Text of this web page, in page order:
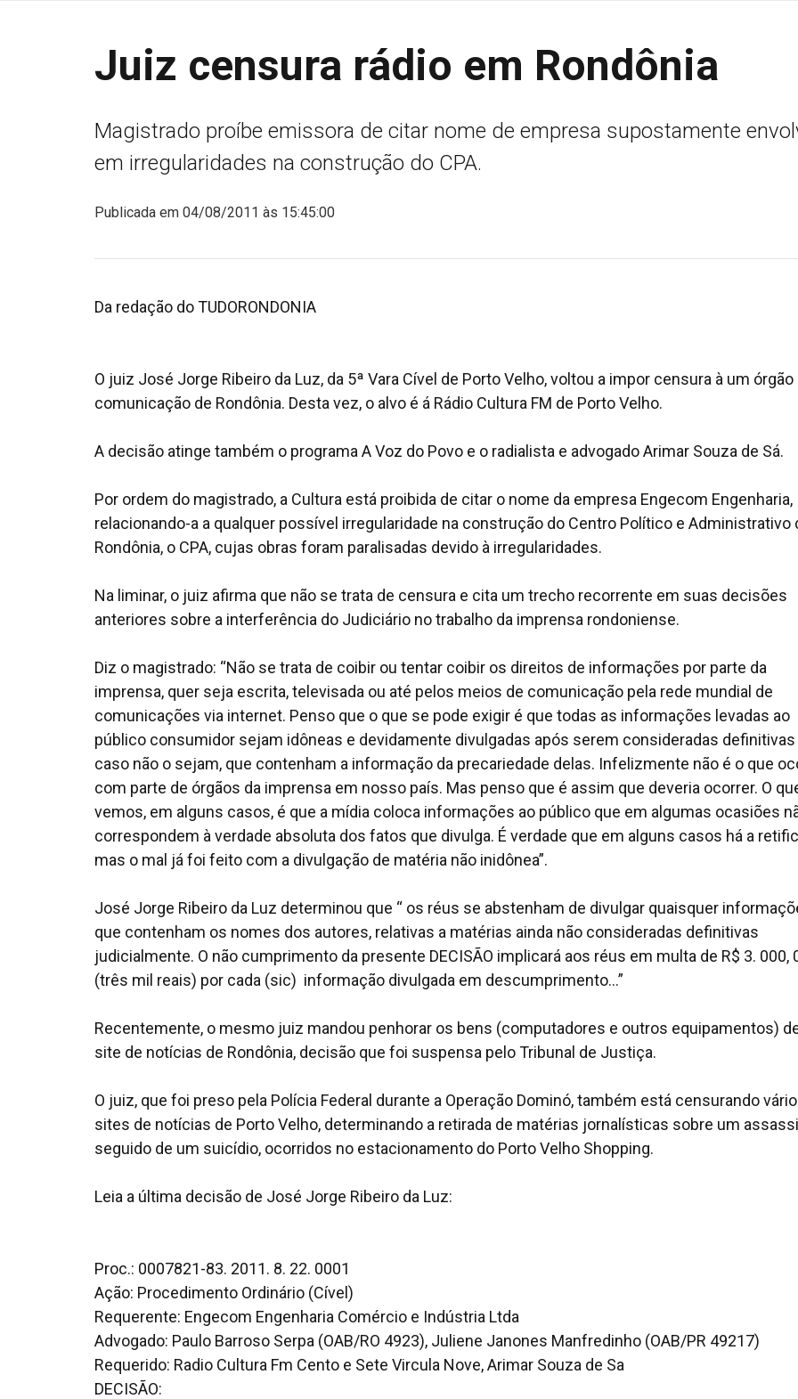
Juiz censura rádio em Rondônia
Magistrado proíbe emissora de citar nome de empresa supostamente
em irregularidades na construção do CPA.
Publicada em 04/08/2011 às 15:45:00
Da redação do TUDORONDONIA
O juiz José Jorge Ribeiro da Luz, da 5ª Vara Cível de Porto Velho, voltou a impor censura à um órgão
comunicação de Rondônia. Desta vez, o alvo é á Rádio Cultura FM de Porto Velho.
A decisão atinge também o programa A Voz do Povo e o radialista e advogado Arimar Souza de Sá.
Por ordem do magistrado, a Cultura está proibida de citar o nome da empresa Engecom Engenharia,
relacionando-a a qualquer possível irregularidade na construção do Centro Político e Administrativo
Rondônia, o CPA, cujas obras foram paralisadas devido à irregularidades.
Na liminar, o juiz afirma que não se trata de censura e cita um trecho recorrente em suas decisões
anteriores sobre a interferência do Judiciário no trabalho da imprensa rondoniense.
Diz o magistrado: “Não se trata de coibir ou tentar coibir os direitos de informações por parte da
imprensa, quer seja escrita, televisada ou até pelos meios de comunicação pela rede mundial de
comunicações via internet. Penso que o que se pode exigir é que todas as informações levadas ao
público consumidor sejam idôneas e devidamente divulgadas após serem consideradas definitivas
caso não o sejam, que contenham a informação da precariedade delas. Infelizmente não é o que
com parte de órgãos da imprensa em nosso país. Mas penso que é assim que deveria ocorrer. O
vemos, em alguns casos, é que a mídia coloca informações ao público que em algumas ocasiões
correspondem à verdade absoluta dos fatos que divulga. É verdade que em alguns casos há a
mas o mal já foi feito com a divulgação de matéria não inidônea”.
José Jorge Ribeiro da Luz determinou que “ os réus se abstenham de divulgar quaisquer
que contenham os nomes dos autores, relativas a matérias ainda não consideradas definitivas
judicialmente. O não cumprimento da presente DECISÃO implicará aos réus em multa de R$ 3. 000,
(três mil reais) por cada (sic) informação divulgada em descumprimento...”
Recentemente, o mesmo juiz mandou penhorar os bens (computadores e outros equipamentos)
site de notícias de Rondônia, decisão que foi suspensa pelo Tribunal de Justiça.
O juiz, que foi preso pela Polícia Federal durante a Operação Dominó, também está censurando
sites de notícias de Porto Velho, determinando a retirada de matérias jornalísticas sobre um
seguido de um suicídio, ocorridos no estacionamento do Porto Velho Shopping.
Leia a última decisão de José Jorge Ribeiro da Luz:
Proc.: 0007821-83. 2011. 8. 22. 0001
Ação: Procedimento Ordinário (Cível)
Requerente: Engecom Engenharia Comércio e Indústria Ltda
Advogado: Paulo Barroso Serpa (OAB/RO 4923), Juliene Janones Manfredinho (OAB/PR 49217)
Requerido: Radio Cultura Fm Cento e Sete Vircula Nove, Arimar Souza de Sa
DECISÃO: